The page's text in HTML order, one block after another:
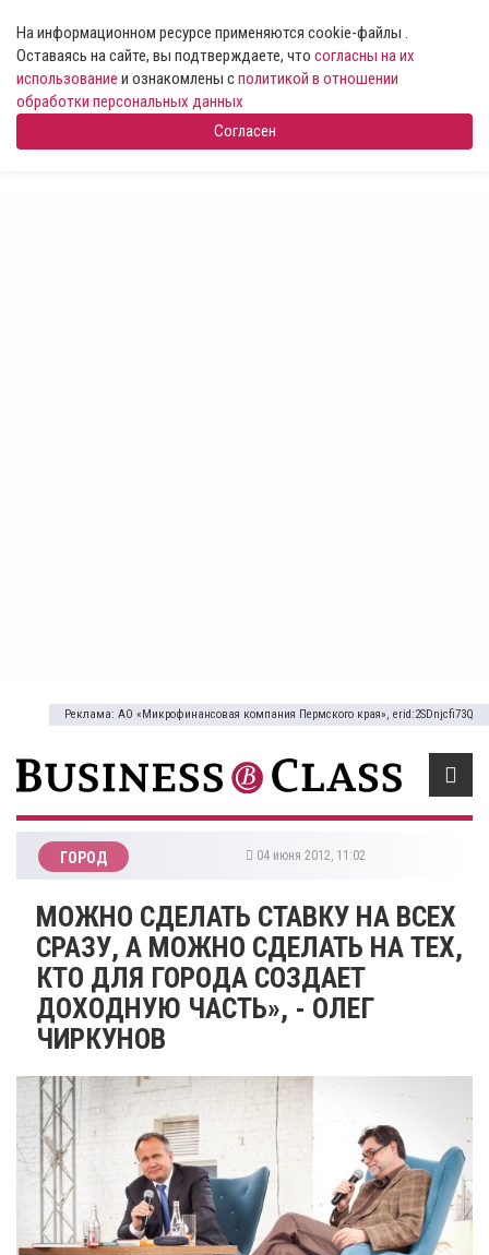
На информационном ресурсе применяются cookie-файлы .
Оставаясь на сайте, вы подтверждаете, что согласны на их
использование и ознакомлены сполитикой в отношении
обработки персональных данных
Согласен
Реклама: АО «Микрофинансовая компания Пермского края», erid:2SDnjcfi73Q
ГОРОД 04 июня 2012, 11:02
МОЖНО СДЕЛАТЬ СТАВКУ НА ВСЕХ
СРАЗУ, А МОЖНО СДЕЛАТЬ НА ТЕХ,
КТО ДЛЯ ГОРОДА СОЗДАЕТ
ДОХОДНУЮ ЧАСТЬ», - ОЛЕГ
ЧИРКУНОВ